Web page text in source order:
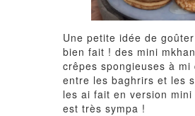
Une petite idée de
bien fait ! des mini
crêpes spongieuses à mi
entre les baghrirs et les
les ai fait en version mini
est très sympa !